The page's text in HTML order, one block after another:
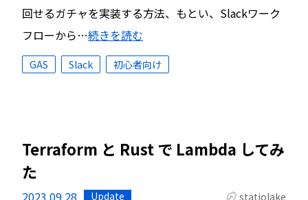
回せるガチャを実装する方法、もとい、Slackワーク
フローから…続きを読む
GAS Slack 初心者向け
Terraform と Rust で Lambda してみ
た
2023.09.28 Update statiolake